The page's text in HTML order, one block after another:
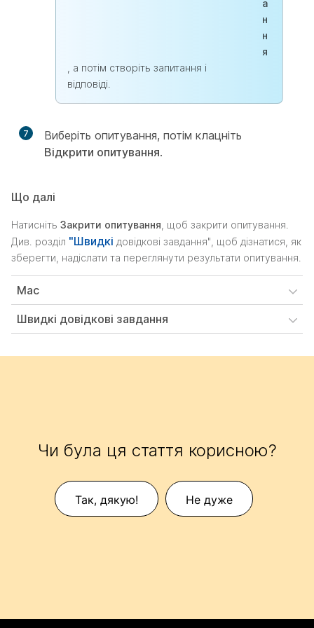
а
н
н
я
, а потім створіть запитання і
відповіді.
7
Виберіть опитування, потім клацніть
Відкрити опитування.
Що далі
Натисніть Закрити опитування , щоб закрити опитування.
Див. розділ "Швидкі довідкові завдання", щоб дізнатися, як
зберегти, надіслати та переглянути результати опитування.
Mac
Швидкі довідкові завдання
Чи була ця стаття корисною?
Так, дякую! Не дуже